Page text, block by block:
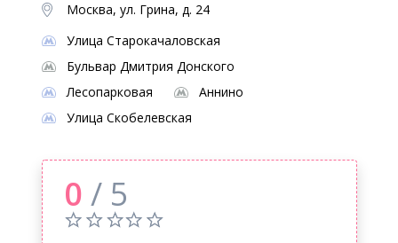
Москва, ул. Грина, д. 24
Улица Старокачаловская
Бульвар Дмитрия Донского
Лесопарковая
Аннино
Улица Скобелевская
0 / 5